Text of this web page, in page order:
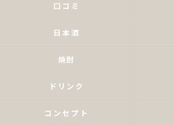
口コミ
日本酒
焼酎
ドリンク
コンセプト